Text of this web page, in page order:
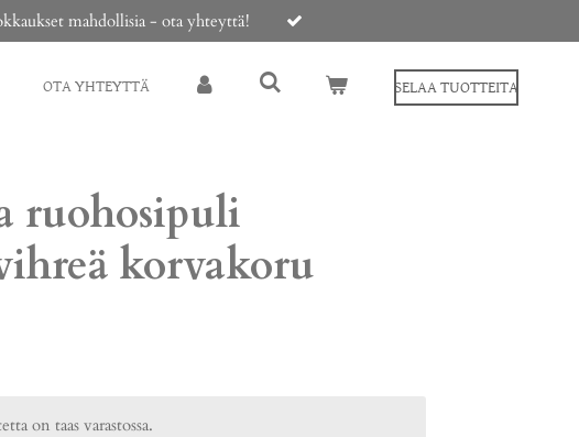
mahdollisia - ota yhteyttä!
OTA YHTEYTTÄ SELAA TUOTTEITA
ruohosipuli
korvakoru
on taas varastossa.